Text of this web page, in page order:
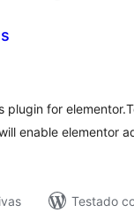
plugin for
enable elementor
Testado